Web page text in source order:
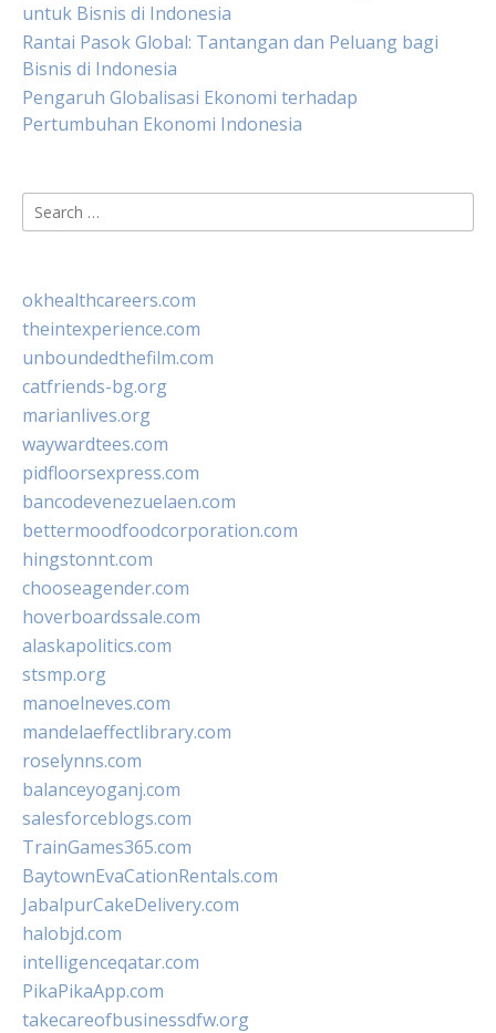
untuk Bisnis di Indonesia
Rantai Pasok Global: Tantangan dan Peluang bagi
Bisnis di Indonesia
Pengaruh Globalisasi Ekonomi terhadap
Pertumbuhan Ekonomi Indonesia
Search
for:
okhealthcareers.com
theintexperience.com
unboundedthefilm.com
catfriends-bg.org
marianlives.org
waywardtees.com
pidfloorsexpress.com
bancodevenezuelaen.com
bettermoodfoodcorporation.com
hingstonnt.com
chooseagender.com
hoverboardssale.com
alaskapolitics.com
stsmp.org
manoelneves.com
mandelaeffectlibrary.com
roselynns.com
balanceyoganj.com
salesforceblogs.com
TrainGames365.com
BaytownEvaCationRentals.com
JabalpurCakeDelivery.com
halobjd.com
intelligenceqatar.com
PikaPikaApp.com
takecareofbusinessdfw.org